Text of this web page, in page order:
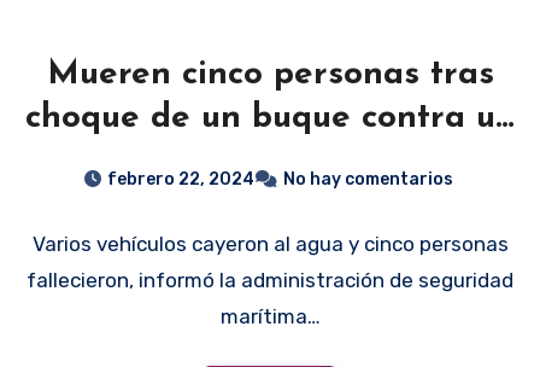
Mueren cinco personas tras
choque de un buque contra un
puente en China
febrero 22, 2024 No hay comentarios
Varios vehículos cayeron al agua y cinco personas
fallecieron, informó la administración de seguridad
marítima…